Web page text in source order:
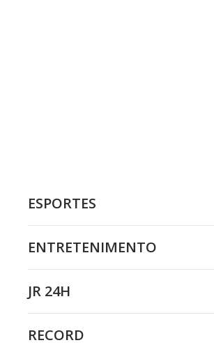
ESPORTES
ENTRETENIMENTO
JR 24H
RECORD